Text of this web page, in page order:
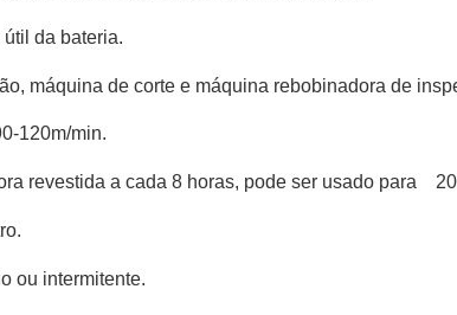
da bateria.
máquina de corte e máquina rebobinadora de
120m/min.
revestida a cada 8 horas, pode ser usado para
ou intermitente.